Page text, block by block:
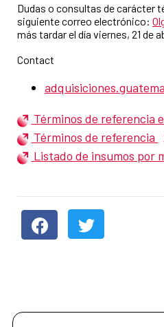
Dudas o consultas de carácter
siguiente correo electrónico:
más tardar el día viernes, 21 de
Contact
Términos de referencia
Términos de referencia
Listado de insumos por